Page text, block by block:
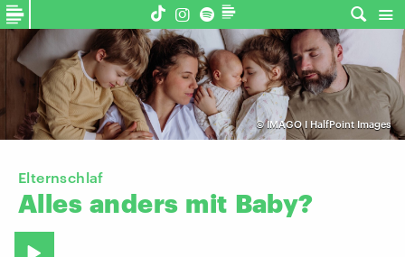
©IMAGO I HalfPoint Images
Elternschlaf
Alles anders mit Baby?